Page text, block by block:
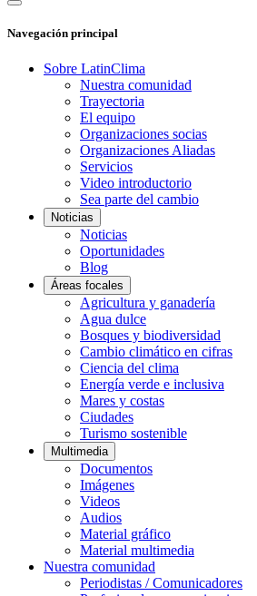
Navegación principal
Sobre LatinClima
Nuestra comunidad
Trayectoria
El equipo
Organizaciones socias
Organizaciones Aliadas
Servicios
Video introductorio
Sea parte del cambio
Noticias
Noticias
Oportunidades
Blog
Áreas focales
Agricultura y ganadería
Agua dulce
Bosques y biodiversidad
Cambio climático en cifras
Ciencia del clima
Energía verde e inclusiva
Mares y costas
Ciudades
Turismo sostenible
Multimedia
Documentos
Imágenes
Videos
Audios
Material gráfico
Material multimedia
Nuestra comunidad
Periodistas / Comunicadores